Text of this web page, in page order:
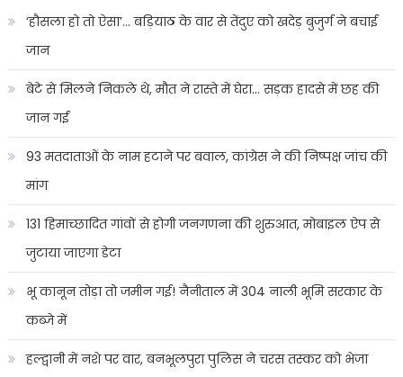
‘हौसला हो तो ऐसा’… बड़ियाठ के वार से तेंदुए को खदेड़ बुजुर्ग ने बचाई
जान
बेटे से मिलने निकले थे, मौत ने रास्ते में घेरा… सड़क हादसे में छह की
जान गई
93 मतदाताओं के नाम हटाने पर बवाल, कांग्रेस ने की निष्पक्ष जांच की
मांग
131 हिमाच्छादित गांवों से होगी जनगणना की शुरुआत, मोबाइल ऐप से
जुटाया जाएगा डेटा
भू कानून तोड़ा तो जमीन गई! नैनीताल में 304 नाली भूमि सरकार के
कब्जे में
हल्द्वानी में नशे पर वार, बनभूलपुरा पुलिस ने चरस तस्कर को भेजा